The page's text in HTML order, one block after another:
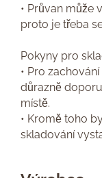
• Průvan může
proto je třeba
Pokyny pro
• Pro
důrazně
místě.
• Kromě toho
skladování